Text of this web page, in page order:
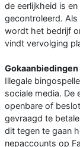
de eerlijkheid is
gecontroleerd.
wordt het bedrijf
vindt vervolging
Illegale
sociale media. De
openbare of
gevraagd te
dit tegen te gaan
nepaccounts op